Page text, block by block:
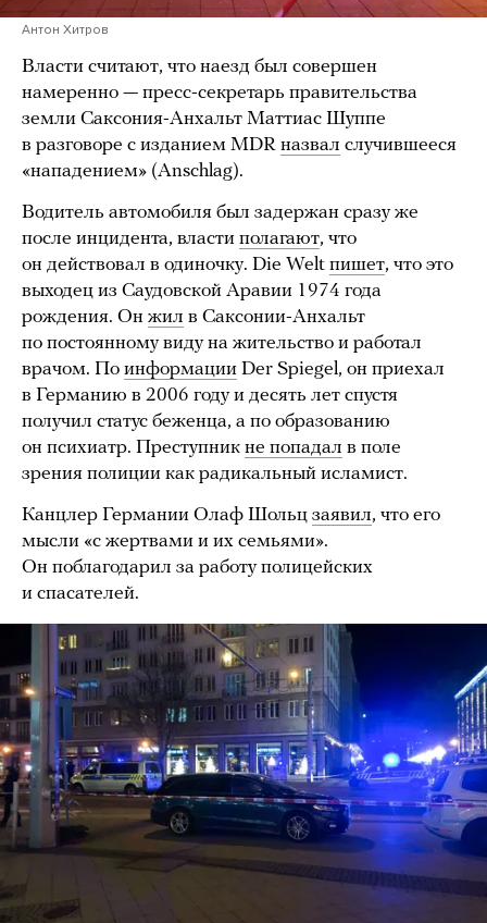
Антон Хитров
Власти считают, что наезд был совершен
намеренно — пресс-секретарь правительства
земли Саксония-Анхальт Маттиас Шуппе
в разговоре с изданием MDR назвал случившееся
«нападением» (Anschlag).
Водитель автомобиля был задержан сразу же
после инцидента, власти полагают, что
он действовал в одиночку. Die Welt пишет, что это
выходец из Саудовской Аравии 1974 года
рождения. Он жил в Саксонии-Анхальт
по постоянному виду на жительство и работал
врачом. По информации Der Spiegel, он приехал
в Германию в 2006 году и десять лет спустя
получил статус беженца, а по образованию
он психиатр. Преступник не попадал в поле
зрения полиции как радикальный исламист.
Канцлер Германии Олаф Шольц заявил, что его
мысли «с жертвами и их семьями».
Он поблагодарил за работу полицейских
и спасателей.